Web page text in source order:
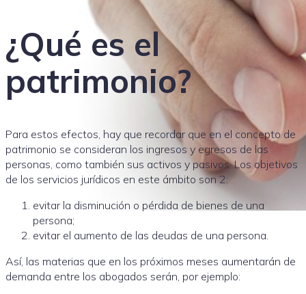
¿Qué es el
patrimonio?
Para estos efectos, hay que recordar que en el concepto de
patrimonio se consideran los ingresos y egresos de las
personas, como también sus activos y pasivos. Los objetivos
de los servicios jurídicos en este ámbito son 2:
evitar la disminución o pérdida de bienes de una
persona;
evitar el aumento de las deudas de una persona.
Así, las materias que en los próximos meses aumentarán de
demanda entre los abogados serán, por ejemplo: